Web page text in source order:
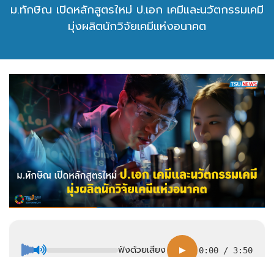
ม.ทักษิณ เปิดหลักสูตรใหม่ ป.เอก เคมีและนวัตกรรมเคมี
มุ่งผลิตนักวิจัยเคมีแห่งอนาคต
ฟังด้วยเสียง ▶ 0:00 / 3:50